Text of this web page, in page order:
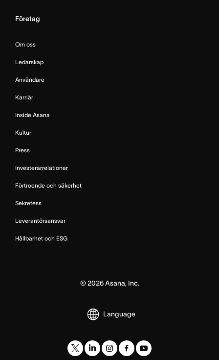
Företag
Om oss
Ledarskap
Användare
Karriär
Inside Asana
Kultur
Press
Investerarrelationer
Förtroende och säkerhet
Sekretess
Leverantörsansvar
Hållbarhet och ESG
©2026Asana, Inc.
Language